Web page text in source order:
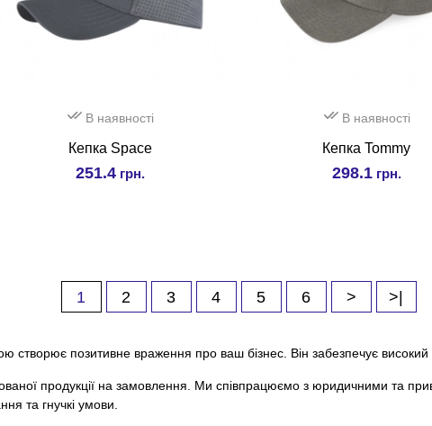
В наявності
Кепка Space
251.4 грн.
В наявності
Кепка Tommy
298.1 грн.
1 2 3 4 5 6 > >|
створює позитивне враження про ваш бізнес. Він забезпечує
продукції на замовлення. Ми співпрацюємо з юридичними та
та гнучкі умови.